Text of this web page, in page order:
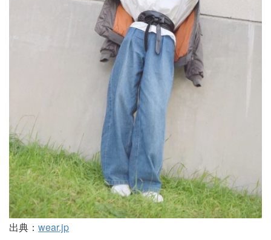
出典： wear.jp